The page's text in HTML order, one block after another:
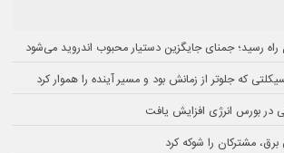
رسید؛ جمنای جایگزین دستیار محبوب اندروید می‌شود
در بورس انرژی افزایش یافت
مشترکان را شوکه کرد